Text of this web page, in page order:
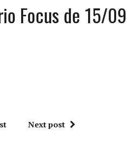
Focus de 15/09
Next post